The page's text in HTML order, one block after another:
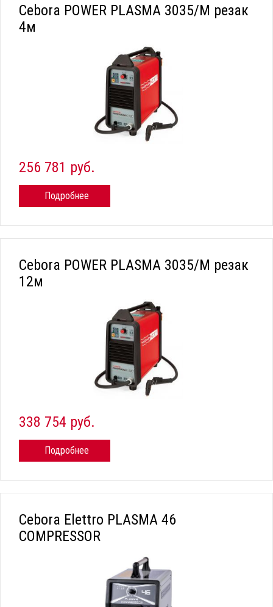
Cebora POWER PLASMA 3035/M резак
4м
256 781 руб.
Подробнее
Cebora POWER PLASMA 3035/M резак
12м
338 754 руб.
Подробнее
Cebora Elettro PLASMA 46
COMPRESSOR